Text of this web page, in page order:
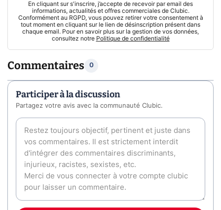
En cliquant sur s'inscrire, j’accepte de recevoir par email des
informations, actualités et offres commerciales de Clubic.
Conformément au RGPD, vous pouvez retirer votre consentement à
tout moment en cliquant sur le lien de désinscription présent dans
chaque email. Pour en savoir plus sur la gestion de vos données,
consultez notre Politique de confidentialité
Commentaires 0
Participer à la discussion
Partagez votre avis avec la communauté Clubic.